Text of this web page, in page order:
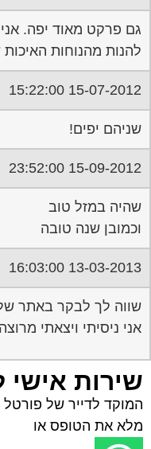
גם פרקט מאוד יפה.
להנות מהנוחות
15-07-2012 15:22:00
שניהם יפים!
15-09-2012 23:52:00
שהיה במזל טוב
וכמובן שנה טובה
13-03-2013 16:03:00
שווה לך לבקר באתר
אני ניסיתי ויצאתי
שירות אישי
המוקד לדייר של פורטל
מלא את הטופס או